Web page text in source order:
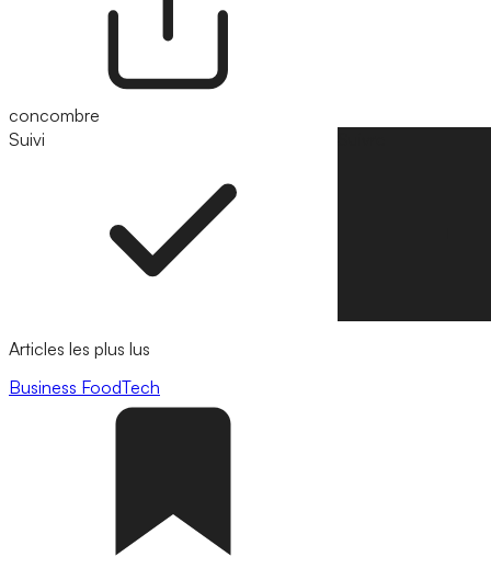
concombre
Suivi
Articles les plus lus
Business FoodTech